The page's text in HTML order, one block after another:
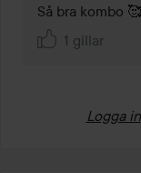
Så bra kombo 🥰
1 gillar
Logga in